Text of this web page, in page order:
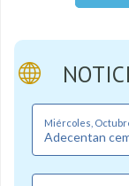
Miércoles,
Adecentan